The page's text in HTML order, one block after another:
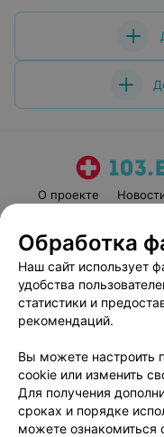
О проекте
Обработка
Наш сайт использует
удобства
статистики и
рекомендаций.
Вы можете настроить
cookie или изменить
Для получения
сроках и порядке
можете ознакомиться